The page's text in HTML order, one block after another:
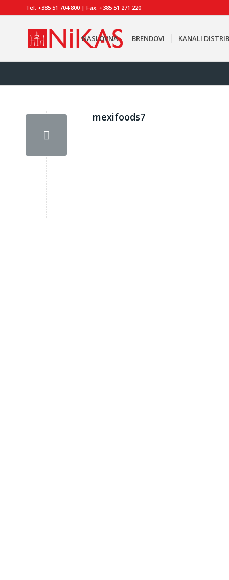
Tel. +385 51 704 800 | Fax. +385 51 271 220
NASLOVNA BRENDOVI KANALI
mexifoods7